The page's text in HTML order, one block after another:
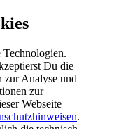
Technologien.
Du die
zur Analyse und
zur
Webseite
.
die technisch